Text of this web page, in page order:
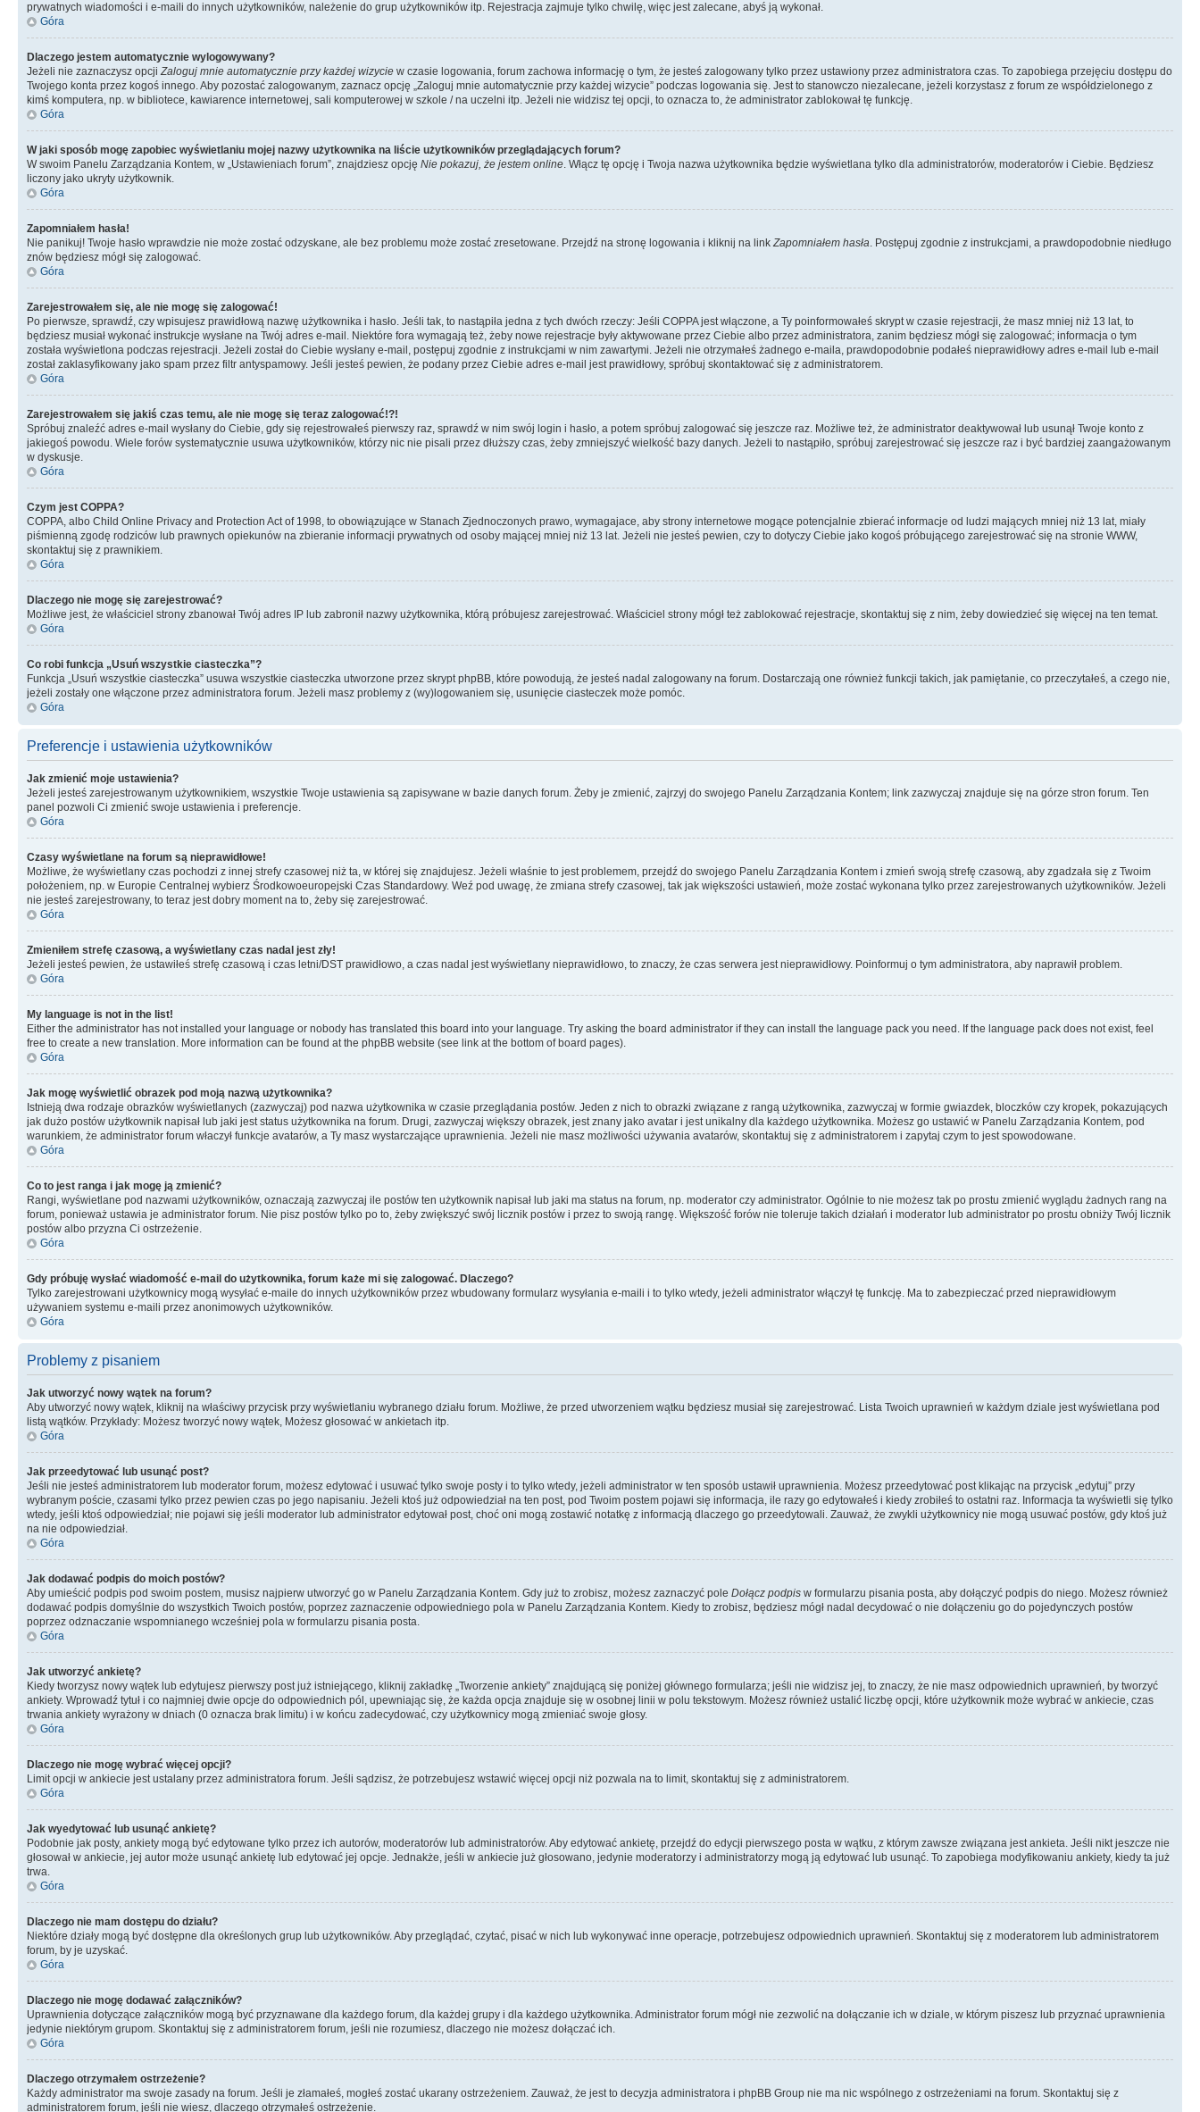
prywatnych wiadomości i e-maili do innych użytkowników, należenie do grup użytkowników itp. Rejestracja zajmuje tylko chwilę, więc jest zalecane, abyś ją wykonał.
Góra
Dlaczego jestem automatycznie wylogowywany?
Jeżeli nie zaznaczysz opcjiZaloguj mnie automatycznie przy każdej wizycie w czasie logowania, forum zachowa informację o tym, że jesteś zalogowany tylko przez ustawiony przez administratora czas. To zapobiega przejęciu dostępu do
Twojego konta przez kogoś innego. Aby pozostać zalogowanym, zaznacz opcję „Zaloguj mnie automatycznie przy każdej wizycie” podczas logowania się. Jest to stanowczo niezalecane, jeżeli korzystasz z forum ze współdzielonego z
kimś komputera, np. w bibliotece, kawiarence internetowej, sali komputerowej w szkole / na uczelni itp. Jeżeli nie widzisz tej opcji, to oznacza to, że administrator zablokował tę funkcję.
Góra
W jaki sposób mogę zapobiec wyświetlaniu mojej nazwy użytkownika na liście użytkowników przeglądających forum?
W swoim Panelu Zarządzania Kontem, w „Ustawieniach forum”, znajdziesz opcję Nie pokazuj, że jestem online. Włącz tę opcję i Twoja nazwa użytkownika będzie wyświetlana tylko dla administratorów, moderatorów i Ciebie. Będziesz
liczony jako ukryty użytkownik.
Góra
Zapomniałem hasła!
Nie panikuj! Twoje hasło wprawdzie nie może zostać odzyskane, ale bez problemu może zostać zresetowane. Przejdź na stronę logowania i kliknij na linkZapomniałem hasła. Postępuj zgodnie z instrukcjami, a prawdopodobnie niedługo
znów będziesz mógł się zalogować.
Góra
Zarejestrowałem się, ale nie mogę się zalogować!
Po pierwsze, sprawdź, czy wpisujesz prawidłową nazwę użytkownika i hasło. Jeśli tak, to nastąpiła jedna z tych dwóch rzeczy: Jeśli COPPA jest włączone, a Ty poinformowałeś skrypt w czasie rejestracji, że masz mniej niż 13 lat, to
będziesz musiał wykonać instrukcje wysłane na Twój adres e-mail. Niektóre fora wymagają też, żeby nowe rejestracje były aktywowane przez Ciebie albo przez administratora, zanim będziesz mógł się zalogować; informacja o tym
została wyświetlona podczas rejestracji. Jeżeli został do Ciebie wysłany e-mail, postępuj zgodnie z instrukcjami w nim zawartymi. Jeżeli nie otrzymałeś żadnego e-maila, prawdopodobnie podałeś nieprawidłowy adres e-mail lub e-mail
został zaklasyfikowany jako spam przez filtr antyspamowy. Jeśli jesteś pewien, że podany przez Ciebie adres e-mail jest prawidłowy, spróbuj skontaktować się z administratorem.
Góra
Zarejestrowałem się jakiś czas temu, ale nie mogę się teraz zalogować!?!
Spróbuj znaleźć adres e-mail wysłany do Ciebie, gdy się rejestrowałeś pierwszy raz, sprawdź w nim swój login i hasło, a potem spróbuj zalogować się jeszcze raz. Możliwe też, że administrator deaktywował lub usunął Twoje konto z
jakiegoś powodu. Wiele forów systematycznie usuwa użytkowników, którzy nic nie pisali przez dłuższy czas, żeby zmniejszyć wielkość bazy danych. Jeżeli to nastąpiło, spróbuj zarejestrować się jeszcze raz i być bardziej zaangażowanym
w dyskusje.
Góra
Czym jest COPPA?
COPPA, albo Child Online Privacy and Protection Act of 1998, to obowiązujące w Stanach Zjednoczonych prawo, wymagajace, aby strony internetowe mogące potencjalnie zbierać informacje od ludzi mających mniej niż 13 lat, miały
piśmienną zgodę rodziców lub prawnych opiekunów na zbieranie informacji prywatnych od osoby mającej mniej niż 13 lat. Jeżeli nie jesteś pewien, czy to dotyczy Ciebie jako kogoś próbującego zarejestrować się na stronie WWW,
skontaktuj się z prawnikiem.
Góra
Dlaczego nie mogę się zarejestrować?
Możliwe jest, że właściciel strony zbanował Twój adres IP lub zabronił nazwy użytkownika, którą próbujesz zarejestrować. Właściciel strony mógł też zablokować rejestracje, skontaktuj się z nim, żeby dowiedzieć się więcej na ten temat.
Góra
Co robi funkcja „Usuń wszystkie ciasteczka”?
Funkcja „Usuń wszystkie ciasteczka” usuwa wszystkie ciasteczka utworzone przez skrypt phpBB, które powodują, że jesteś nadal zalogowany na forum. Dostarczają one również funkcji takich, jak pamiętanie, co przeczytałeś, a czego nie,
jeżeli zostały one włączone przez administratora forum. Jeżeli masz problemy z (wy)logowaniem się, usunięcie ciasteczek może pomóc.
Góra
Preferencje i ustawienia użytkowników
Jak zmienić moje ustawienia?
Jeżeli jesteś zarejestrowanym użytkownikiem, wszystkie Twoje ustawienia są zapisywane w bazie danych forum. Żeby je zmienić, zajrzyj do swojego Panelu Zarządzania Kontem; link zazwyczaj znajduje się na górze stron forum. Ten
panel pozwoli Ci zmienić swoje ustawienia i preferencje.
Góra
Czasy wyświetlane na forum są nieprawidłowe!
Możliwe, że wyświetlany czas pochodzi z innej strefy czasowej niż ta, w której się znajdujesz. Jeżeli właśnie to jest problemem, przejdź do swojego Panelu Zarządzania Kontem i zmień swoją strefę czasową, aby zgadzała się z Twoim
położeniem, np. w Europie Centralnej wybierz Środkowoeuropejski Czas Standardowy. Weź pod uwagę, że zmiana strefy czasowej, tak jak większości ustawień, może zostać wykonana tylko przez zarejestrowanych użytkowników. Jeżeli
nie jesteś zarejestrowany, to teraz jest dobry moment na to, żeby się zarejestrować.
Góra
Zmieniłem strefę czasową, a wyświetlany czas nadal jest zły!
Jeżeli jesteś pewien, że ustawiłeś strefę czasową i czas letni/DST prawidłowo, a czas nadal jest wyświetlany nieprawidłowo, to znaczy, że czas serwera jest nieprawidłowy. Poinformuj o tym administratora, aby naprawił problem.
Góra
My language is not in the list!
Either the administrator has not installed your language or nobody has translated this board into your language. Try asking the board administrator if they can install the language pack you need. If the language pack does not exist, feel
free to create a new translation. More information can be found at the phpBB website (see link at the bottom of board pages).
Góra
Jak mogę wyświetlić obrazek pod moją nazwą użytkownika?
Istnieją dwa rodzaje obrazków wyświetlanych (zazwyczaj) pod nazwa użytkownika w czasie przeglądania postów. Jeden z nich to obrazki związane z rangą użytkownika, zazwyczaj w formie gwiazdek, bloczków czy kropek, pokazujących
jak dużo postów użytkownik napisał lub jaki jest status użytkownika na forum. Drugi, zazwyczaj większy obrazek, jest znany jako avatar i jest unikalny dla każdego użytkownika. Możesz go ustawić w Panelu Zarządzania Kontem, pod
warunkiem, że administrator forum właczył funkcje avatarów, a Ty masz wystarczające uprawnienia. Jeżeli nie masz możliwości używania avatarów, skontaktuj się z administratorem i zapytaj czym to jest spowodowane.
Góra
Co to jest ranga i jak mogę ją zmienić?
Rangi, wyświetlane pod nazwami użytkowników, oznaczają zazwyczaj ile postów ten użytkownik napisał lub jaki ma status na forum, np. moderator czy administrator. Ogólnie to nie możesz tak po prostu zmienić wyglądu żadnych rang na
forum, ponieważ ustawia je administrator forum. Nie pisz postów tylko po to, żeby zwiększyć swój licznik postów i przez to swoją rangę. Większość forów nie toleruje takich działań i moderator lub administrator po prostu obniży Twój licznik
postów albo przyzna Ci ostrzeżenie.
Góra
Gdy próbuję wysłać wiadomość e-mail do użytkownika, forum każe mi się zalogować. Dlaczego?
Tylko zarejestrowani użytkownicy mogą wysyłać e-maile do innych użytkowników przez wbudowany formularz wysyłania e-maili i to tylko wtedy, jeżeli administrator włączył tę funkcję. Ma to zabezpieczać przed nieprawidłowym
używaniem systemu e-maili przez anonimowych użytkowników.
Góra
Problemy z pisaniem
Jak utworzyć nowy wątek na forum?
Aby utworzyć nowy wątek, kliknij na właściwy przycisk przy wyświetlaniu wybranego działu forum. Możliwe, że przed utworzeniem wątku będziesz musiał się zarejestrować. Lista Twoich uprawnień w każdym dziale jest wyświetlana pod
listą wątków. Przykłady: Możesz tworzyć nowy wątek, Możesz głosować w ankietach itp.
Góra
Jak przeedytować lub usunąć post?
Jeśli nie jesteś administratorem lub moderator forum, możesz edytować i usuwać tylko swoje posty i to tylko wtedy, jeżeli administrator w ten sposób ustawił uprawnienia. Możesz przeedytować post klikając na przycisk „edytuj” przy
wybranym poście, czasami tylko przez pewien czas po jego napisaniu. Jeżeli ktoś już odpowiedział na ten post, pod Twoim postem pojawi się informacja, ile razy go edytowałeś i kiedy zrobiłeś to ostatni raz. Informacja ta wyświetli się tylko
wtedy, jeśli ktoś odpowiedział; nie pojawi się jeśli moderator lub administrator edytował post, choć oni mogą zostawić notatkę z informacją dlaczego go przeedytowali. Zauważ, że zwykli użytkownicy nie mogą usuwać postów, gdy ktoś już
na nie odpowiedział.
Góra
Jak dodawać podpis do moich postów?
Aby umieścić podpis pod swoim postem, musisz najpierw utworzyć go w Panelu Zarządzania Kontem. Gdy już to zrobisz, możesz zaznaczyć pole Dołącz podpis w formularzu pisania posta, aby dołączyć podpis do niego. Możesz również
dodawać podpis domyślnie do wszystkich Twoich postów, poprzez zaznaczenie odpowiedniego pola w Panelu Zarządzania Kontem. Kiedy to zrobisz, będziesz mógł nadal decydować o nie dołączeniu go do pojedynczych postów
poprzez odznaczanie wspomnianego wcześniej pola w formularzu pisania posta.
Góra
Jak utworzyć ankietę?
Kiedy tworzysz nowy wątek lub edytujesz pierwszy post już istniejącego, kliknij zakładkę „Tworzenie ankiety” znajdującą się poniżej głównego formularza; jeśli nie widzisz jej, to znaczy, że nie masz odpowiednich uprawnień, by tworzyć
ankiety. Wprowadź tytuł i co najmniej dwie opcje do odpowiednich pól, upewniając się, że każda opcja znajduje się w osobnej linii w polu tekstowym. Możesz również ustalić liczbę opcji, które użytkownik może wybrać w ankiecie, czas
trwania ankiety wyrażony w dniach (0 oznacza brak limitu) i w końcu zadecydować, czy użytkownicy mogą zmieniać swoje głosy.
Góra
Dlaczego nie mogę wybrać więcej opcji?
Limit opcji w ankiecie jest ustalany przez administratora forum. Jeśli sądzisz, że potrzebujesz wstawić więcej opcji niż pozwala na to limit, skontaktuj się z administratorem.
Góra
Jak wyedytować lub usunąć ankietę?
Podobnie jak posty, ankiety mogą być edytowane tylko przez ich autorów, moderatorów lub administratorów. Aby edytować ankietę, przejdź do edycji pierwszego posta w wątku, z którym zawsze związana jest ankieta. Jeśli nikt jeszcze nie
głosował w ankiecie, jej autor może usunąć ankietę lub edytować jej opcje. Jednakże, jeśli w ankiecie już głosowano, jedynie moderatorzy i administratorzy mogą ją edytować lub usunąć. To zapobiega modyfikowaniu ankiety, kiedy ta już
trwa.
Góra
Dlaczego nie mam dostępu do działu?
Niektóre działy mogą być dostępne dla określonych grup lub użytkowników. Aby przeglądać, czytać, pisać w nich lub wykonywać inne operacje, potrzebujesz odpowiednich uprawnień. Skontaktuj się z moderatorem lub administratorem
forum, by je uzyskać.
Góra
Dlaczego nie mogę dodawać załączników?
Uprawnienia dotyczące załączników mogą być przyznawane dla każdego forum, dla każdej grupy i dla każdego użytkownika. Administrator forum mógł nie zezwolić na dołączanie ich w dziale, w którym piszesz lub przyznać uprawnienia
jedynie niektórym grupom. Skontaktuj się z administratorem forum, jeśli nie rozumiesz, dlaczego nie możesz dołączać ich.
Góra
Dlaczego otrzymałem ostrzeżenie?
Każdy administrator ma swoje zasady na forum. Jeśli je złamałeś, mogłeś zostać ukarany ostrzeżeniem. Zauważ, że jest to decyzja administratora i phpBB Group nie ma nic wspólnego z ostrzeżeniami na forum. Skontaktuj się z
administratorem forum, jeśli nie wiesz, dlaczego otrzymałeś ostrzeżenie.